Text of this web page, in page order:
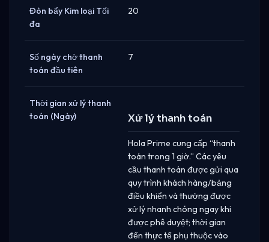
Đòn bẩy Kim loại Tối
đa
20
Số ngày chờ thanh
toán đầu tiên
7
Thời gian xử lý thanh
toán (Ngày)
Xử lý thanh toán
Hola Prime cung cấp “thanh
toán trong 1 giờ.” Các yêu
cầu thanh toán được gửi qua
quy trình khách hàng/bảng
điều khiển và thường được
xử lý nhanh chóng ngay khi
được phê duyệt; thời gian
đến thực tế phụ thuộc vào